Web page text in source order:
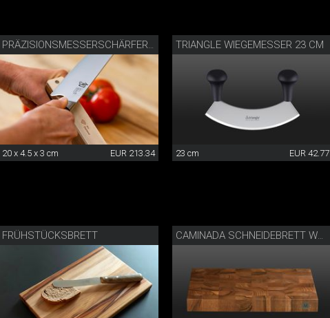
PRÄZISIONSMESSERSCHÄRFER MIT DIAMANTLEDER
20 x 4.5 x 3 cm EUR 213.34
TRIANGLE WIEGEMESSER 23 CM
23 cm EUR 42.77
FRÜHSTÜCKSBRETT